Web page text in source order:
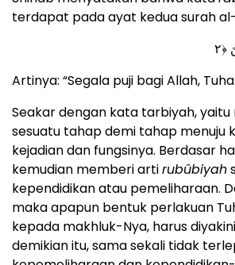
terdapat pada ayat kedua surah
Artinya: “Segala puji bagi Allah,
Seakar dengan kata tarbiyah,
sesuatu tahap demi tahap menuju
kejadian dan fungsinya. Berdasar
kemudian memberi artirubûbiyah
kependidikan atau pemeliharaan.
maka apapun bentuk perlakuan
kepada makhluk-Nya, harus
demikian itu, sama sekali tidak